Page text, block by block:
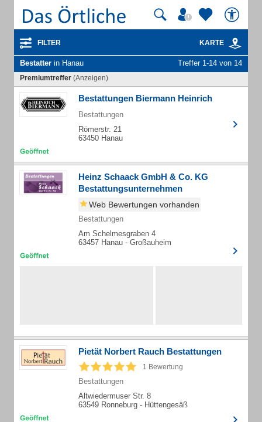
FILTER KARTE
Bestatter in Hanau Treffer 1-14 von 14
Premiumtreffer (Anzeigen)
Bestattungen Biermann Heinrich
Bestattungen
Römerstr. 21
63450 Hanau
Heinz Schaack GmbH & Co. KG
Bestattungsunternehmen
Web Bewertungen vorhanden
Bestattungen
Am Schelmesgraben 4
63457 Hanau - Großauheim
Pietät Norbert Rauch Bestattungen
1 Bewertung
Bestattungen
Altwiedermuser Str. 8
63549 Ronneburg - Hüttengesäß